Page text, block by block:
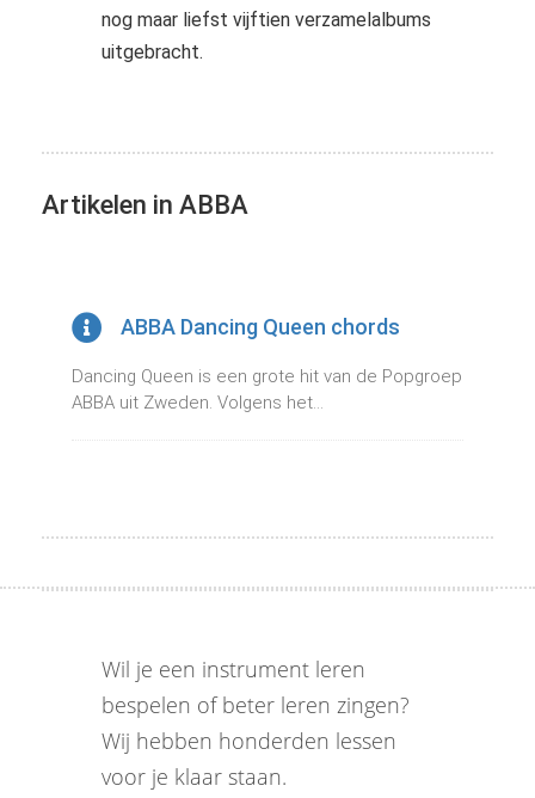
nog maar liefst vijftien verzamelalbums
uitgebracht.
Artikelen in ABBA
ABBA Dancing Queen chords
Dancing Queen is een grote hit van de Popgroep
ABBA uit Zweden. Volgens het...
Wil je een instrument leren
bespelen of beter leren zingen?
Wij hebben honderden lessen
voor je klaar staan.